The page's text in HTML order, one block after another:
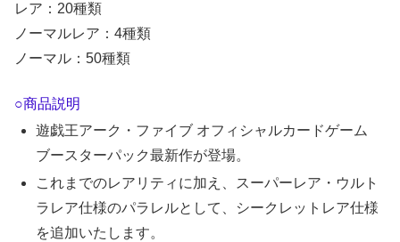
レア：20種類
ノーマルレア：4種類
ノーマル：50種類
○商品説明
遊戯王アーク・ファイブ オフィシャルカードゲーム
ブースターパック最新作が登場。
これまでのレアリティに加え、スーパーレア・ウルト
ラレア仕様のパラレルとして、シークレットレア仕様
を追加いたします。